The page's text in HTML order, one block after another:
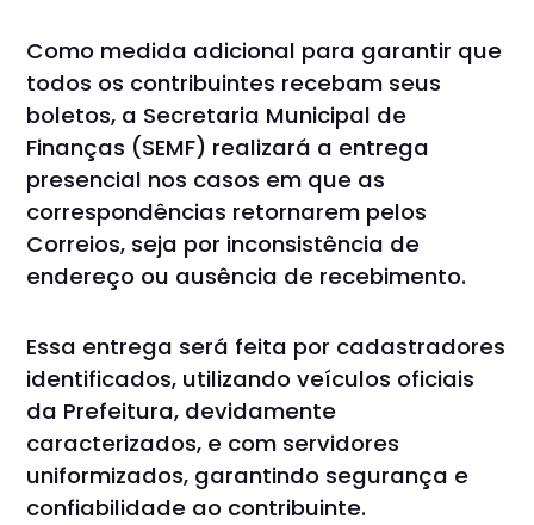
Como medida adicional para garantir que
todos os contribuintes recebam seus
boletos, a Secretaria Municipal de
Finanças (SEMF) realizará a entrega
presencial nos casos em que as
correspondências retornarem pelos
Correios, seja por inconsistência de
endereço ou ausência de recebimento.
Essa entrega será feita por cadastradores
identificados, utilizando veículos oficiais
da Prefeitura, devidamente
caracterizados, e com servidores
uniformizados, garantindo segurança e
confiabilidade ao contribuinte.